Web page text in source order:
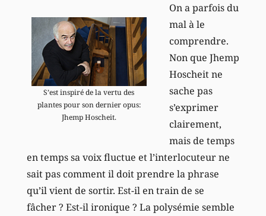
S’est inspiré de la vertu des
plantes pour son dernier opus:
Jhemp Hoscheit.
On a parfois du
mal à le
comprendre.
Non que Jhemp
Hoscheit ne
sache pas
s’exprimer
clairement,
mais de temps
en temps sa voix fluctue et l’interlocuteur ne
sait pas comment il doit prendre la phrase
qu’il vient de sortir. Est-il en train de se
fâcher ? Est-il ironique ? La polysémie semble